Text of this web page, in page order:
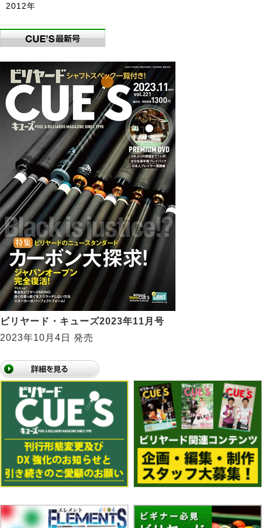
2012年
ビリヤード・キューズ2023年11月号
2023年10月4日 発売